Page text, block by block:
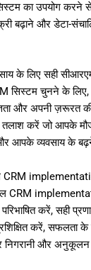
का उपयोग करने से
बढ़ाने और डेटा-
के लिए सही
सिस्टम चुनने के
और अपनी ज़रूरत
तलाश करें जो आपके
आपके व्यवसाय के
CRM
परिभाषित करें, सही
करें, सफलता
निगरानी और